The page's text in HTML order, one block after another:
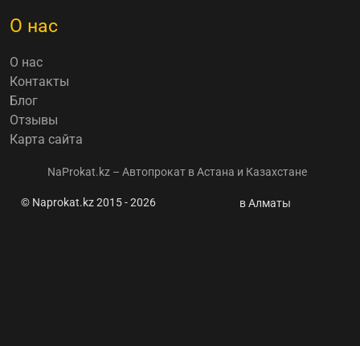
О нас
О нас
Контакты
Блог
Отзывы
Карта сайта
NaProkat.kz – Автопрокат в Астана и Казахстане
© Naprokat.kz 2015 - 2026
“Номера будут,
в Алматы